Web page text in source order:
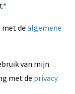
met de algemene
van mijn
met de privacy